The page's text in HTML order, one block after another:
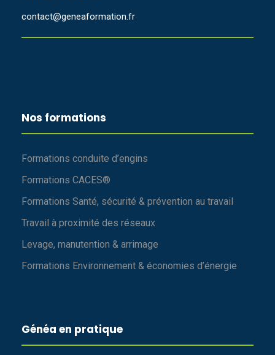
contact@geneaformation.fr
Nos formations
Formations conduite d’engins
Formations CACES®
Formations Santé, sécurité & prévention au travail
Travail à proximité des réseaux
Levage, manutention & arrimage
Formations Environnement & économies d’énergie
Généa en pratique